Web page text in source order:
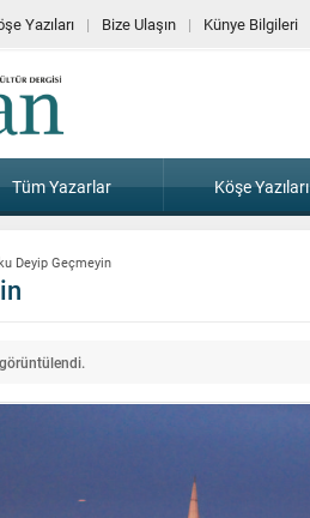
Yazıları Bize Ulaşın Künye Bilgileri
Tüm Yazarlar Köşe Yazıları
Deyip Geçmeyin